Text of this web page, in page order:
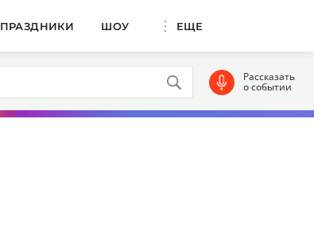
ПРАЗДНИКИ ШОУ ЕЩЕ
Рассказать
о событии